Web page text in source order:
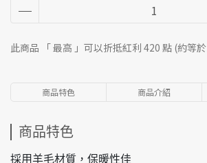
此商品 「 最高 」可以折抵紅利 420 點 (約等於
商品特色 商品介紹
商品特色
採用羊毛材質，保暖性佳